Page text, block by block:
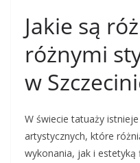
Jakie są
różnymi
w
W świecie tatuaży
artystycznych, które
wykonania, jak i estetyką